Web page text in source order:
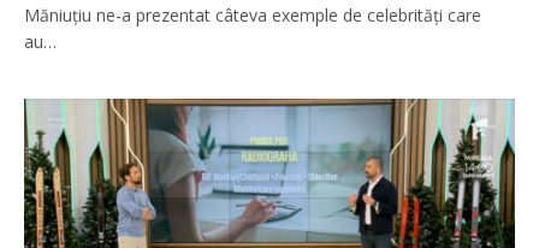
Măniuțiu ne-a prezentat câteva exemple de celebrități care
au…